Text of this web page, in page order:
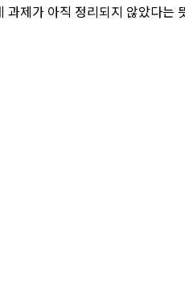
제가 아직 정리되지 않았다는